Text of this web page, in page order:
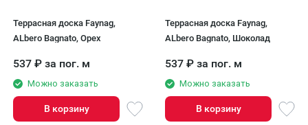
Террасная доска Faynag,
ALbero Bagnato, Орех
537 ₽ за пог. м
Можно заказать
В корзину
Террасная доска Faynag,
ALbero Bagnato, Шоколад
537 ₽ за пог. м
Можно заказать
В корзину